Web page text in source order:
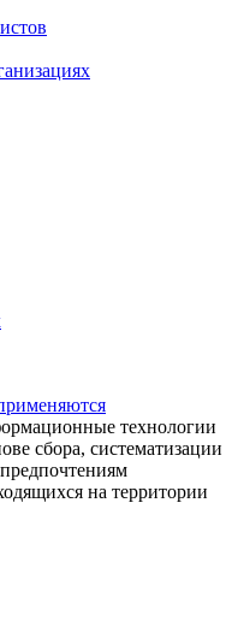
технологии
сбора, систематизации
на территории